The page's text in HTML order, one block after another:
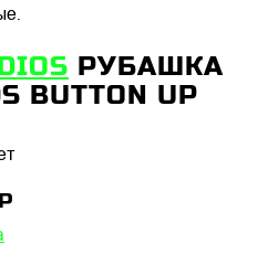
РУБАШКА
BUTTON UP